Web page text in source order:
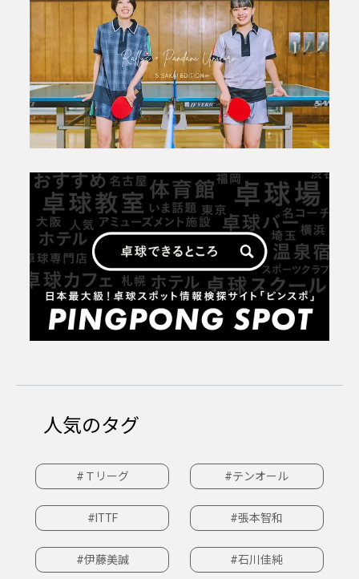
人気のタグ
#Ｔリーグ #テンオール
#ITTF #張本智和
#伊藤美誠 #石川佳純